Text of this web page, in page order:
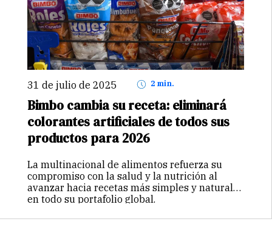
31 de julio de 2025 2 min.
Bimbo cambia su receta: eliminará
colorantes artificiales de todos sus
productos para 2026
La multinacional de alimentos refuerza su
compromiso con la salud y la nutrición al
avanzar hacia recetas más simples y naturales
en todo su portafolio global.